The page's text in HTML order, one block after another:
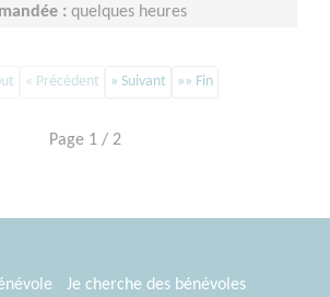
: quelques heures
« Précédent » Suivant »» Fin
Page 1 / 2
Je cherche des bénévoles